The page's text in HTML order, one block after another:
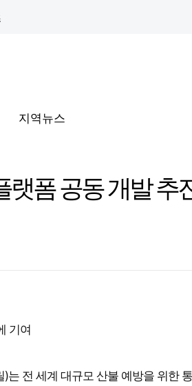
격화지역뉴스
랫폼 공동 개발 추
기여
는 전 세계 대규모 산불 예방을 위한